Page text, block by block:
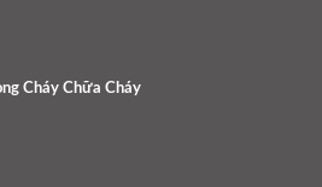
Cháy Chữa Cháy